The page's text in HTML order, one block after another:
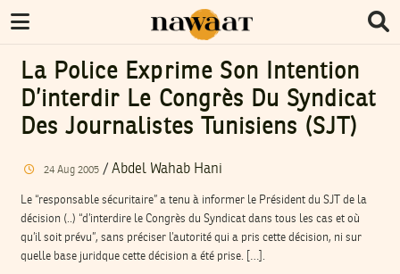
La Police Exprime Son Intention
D’interdir Le Congrès Du Syndicat
Des Journalistes Tunisiens (SJT)
24 Aug 2005/ Abdel Wahab Hani
Le “responsable sécuritaire” a tenu à informer le Président du SJT de la
décision (..) “d’interdire le Congrès du Syndicat dans tous les cas et où
qu’il soit prévu”, sans préciser l’autorité qui a pris cette décision, ni sur
quelle base juridque cette décision a été prise. […].